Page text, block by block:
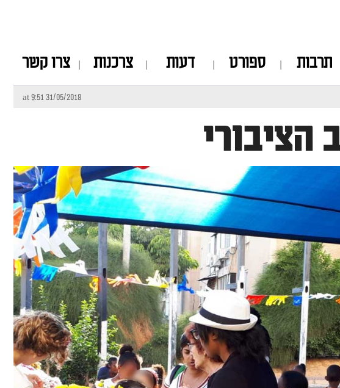
תרבות ספורט דעות צרכנות צרו קשר
31/05/2018 at 9:51